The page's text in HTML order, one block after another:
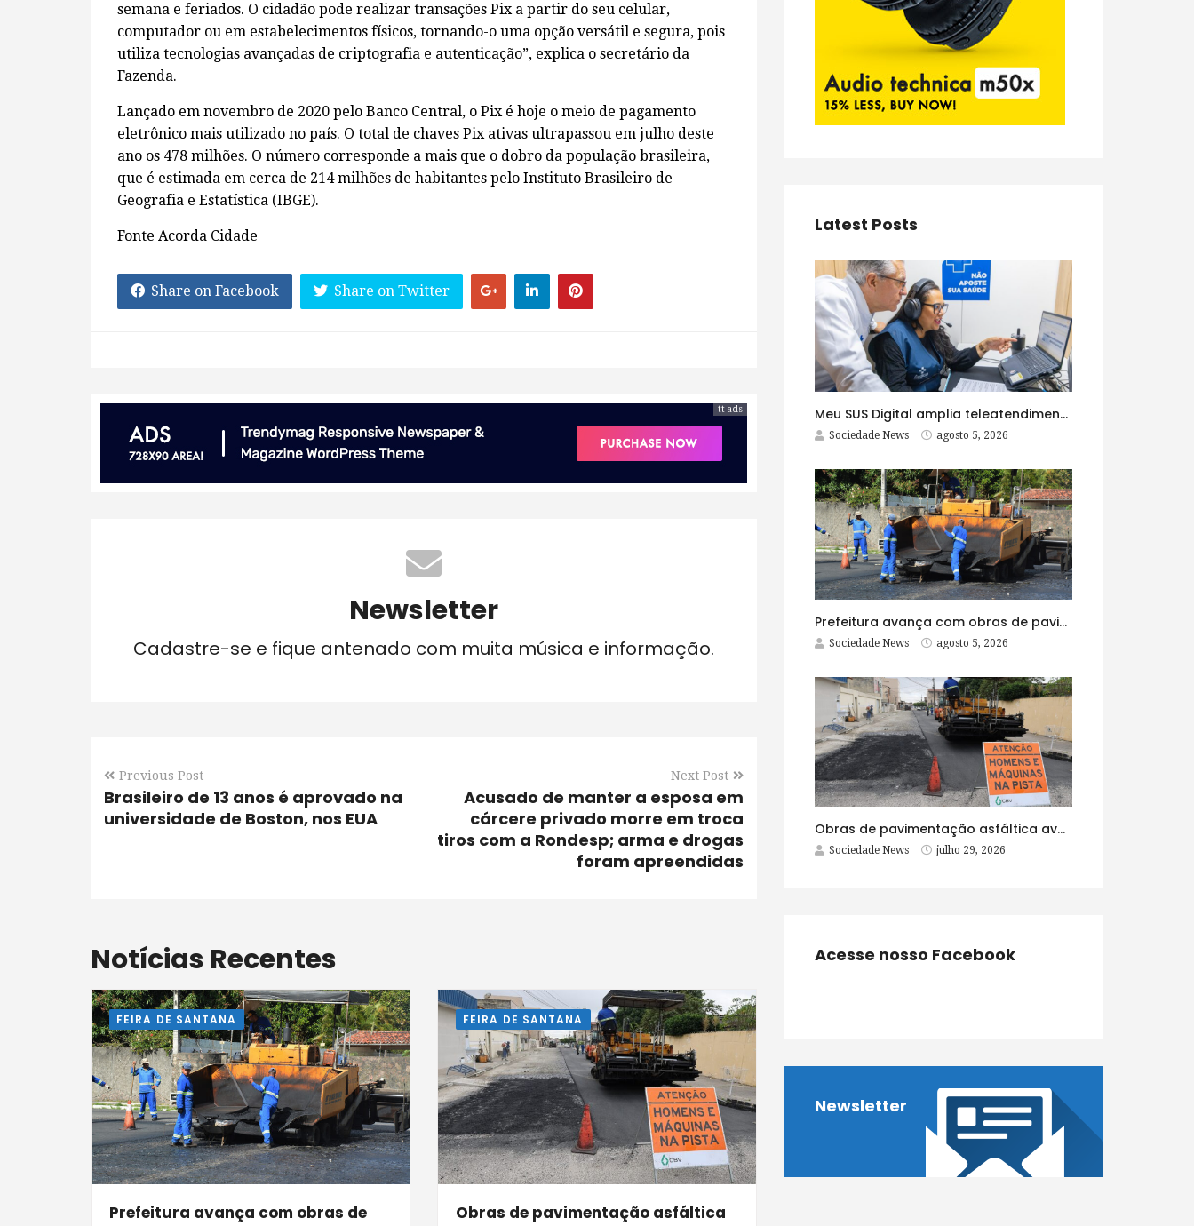
semana e feriados. O cidadão pode realizar transações Pix a partir do seu celular,
computador ou em estabelecimentos físicos, tornando-o uma opção versátil e segura, pois
utiliza tecnologias avançadas de criptografia e autenticação”, explica o secretário da
Fazenda.
Lançado em novembro de 2020 pelo Banco Central, o Pix é hoje o meio de pagamento
eletrônico mais utilizado no país. O total de chaves Pix ativas ultrapassou em julho deste
ano os 478 milhões. O número corresponde a mais que o dobro da população brasileira,
que é estimada em cerca de 214 milhões de habitantes pelo Instituto Brasileiro de
Geografia e Estatística (IBGE).
Fonte Acorda Cidade
Share on Facebook Share on Twitter
tt ads
Newsletter
Cadastre-se e fique antenado com muita música e informação.
Previous Post
Brasileiro de 13 anos é aprovado na
universidade de Boston, nos EUA
Next Post
Acusado de manter a esposa em
cárcere privado morre em troca
tiros com a Rondesp; arma e drogas
foram apreendidas
Notícias Recentes
FEIRA DE SANTANA
Prefeitura avança com obras de
FEIRA DE SANTANA
Obras de pavimentação asfáltica
Latest Posts
Meu SUS Digital amplia teleatendimentos para pessoas com problemas com jogos e apostas
Sociedade News agosto 5, 2026
Prefeitura avança com obras de pavimentação asfáltica na Rua Lopes Rodrigues
Sociedade News agosto 5, 2026
Obras de pavimentação asfáltica avançam no bairro Brasília e chegam a mais quatro ruas
Sociedade News julho 29, 2026
Acesse nosso Facebook
Newsletter